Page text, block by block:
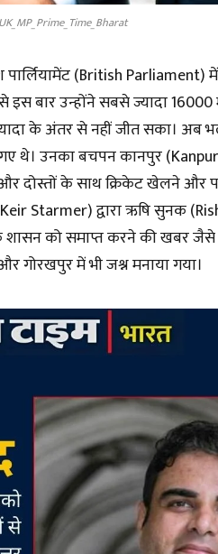
पार्लियामेंट (British Parliament)
इस बार उन्होंने सबसे ज्यादा
के अंतर से नहीं जीत सका। अब
थे। उनका बचपन कानपुर
दोस्तों के साथ क्रिकेट खेलने और
Starmer) द्वारा ऋषि सुनक
शासन को समाप्त करने की खबर जैसे
गोरखपुर में भी जश्न मनाया गया।